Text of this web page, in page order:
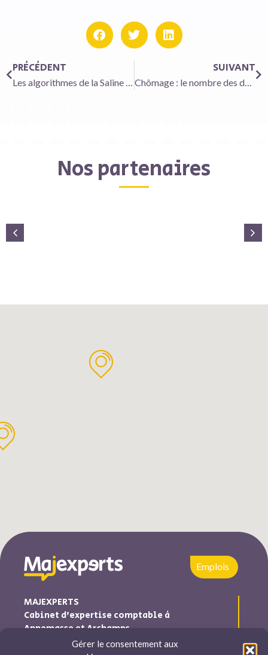
Gérer le consentement aux
PRÉCÉDENT
Les algorithmes de la Saline royale vont former les musiciens de demain
SUIVANT
Chômage : le nombre des demandeurs d’emploi est reparti à la baisse en mai
Nos partenaires
Emplois
MAJEXPERTS
Cabinet d’expertise comptable à
Annemasse et Archamps
Majexperts est inscrite au tableau de l’ordre des experts